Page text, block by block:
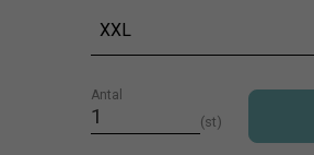
XXL
Antal
st